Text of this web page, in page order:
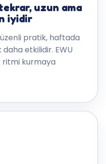
uzun ama
iyidir
pratik, haftada
etkilidir. EWU
ritmi kurmaya